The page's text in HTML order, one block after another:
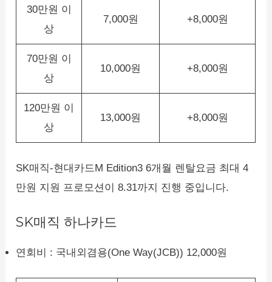
30만원 이
상
7,000원 +8,000원
70만원 이
상
10,000원 +8,000원
120만원 이
상
13,000원 +8,000원
SK매직-현대카드M Edition3 6개월 렌탈요금 최대 4
만원 지원 프로모션이 8.31까지 진행 중입니다.
SK매직 하나카드
연회비 : 국내외겸용(One Way(JCB)) 12,000원